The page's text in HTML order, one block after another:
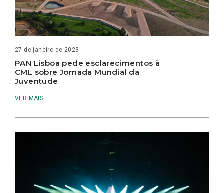
27 de janeiro de 2023
PAN Lisboa pede esclarecimentos à
CML sobre Jornada Mundial da
Juventude
VER MAIS